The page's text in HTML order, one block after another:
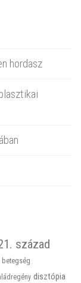
hordasz
század
betegség
disztópia